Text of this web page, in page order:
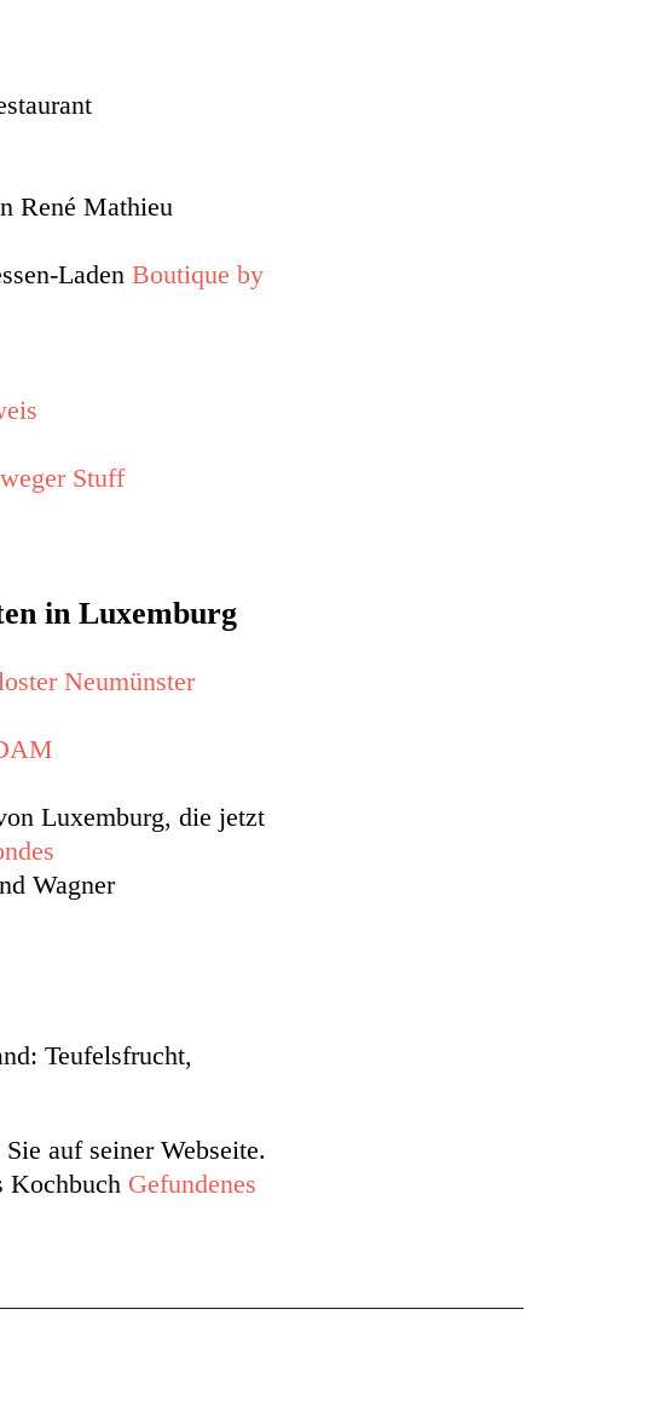
René Mathieu
Laden Boutique by
Stuff
in Luxemburg
Neumünster
Luxemburg, die jetzt
Wagner
Teufelsfrucht,
auf seiner Webseite.
Kochbuch Gefundenes